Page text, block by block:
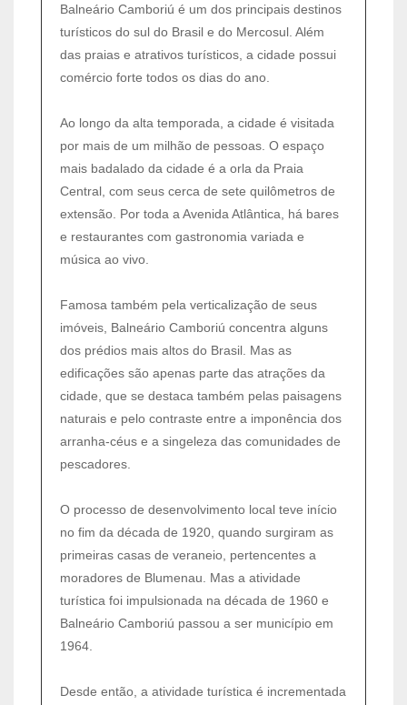
Balneário Camboriú é um dos principais destinos
turísticos do sul do Brasil e do Mercosul. Além
das praias e atrativos turísticos, a cidade possui
comércio forte todos os dias do ano.
Ao longo da alta temporada, a cidade é visitada
por mais de um milhão de pessoas. O espaço
mais badalado da cidade é a orla da Praia
Central, com seus cerca de sete quilômetros de
extensão. Por toda a Avenida Atlântica, há bares
e restaurantes com gastronomia variada e
música ao vivo.
Famosa também pela verticalização de seus
imóveis, Balneário Camboriú concentra alguns
dos prédios mais altos do Brasil. Mas as
edificações são apenas parte das atrações da
cidade, que se destaca também pelas paisagens
naturais e pelo contraste entre a imponência dos
arranha-céus e a singeleza das comunidades de
pescadores.
O processo de desenvolvimento local teve início
no fim da década de 1920, quando surgiram as
primeiras casas de veraneio, pertencentes a
moradores de Blumenau. Mas a atividade
turística foi impulsionada na década de 1960 e
Balneário Camboriú passou a ser município em
1964.
Desde então, a atividade turística é incrementada